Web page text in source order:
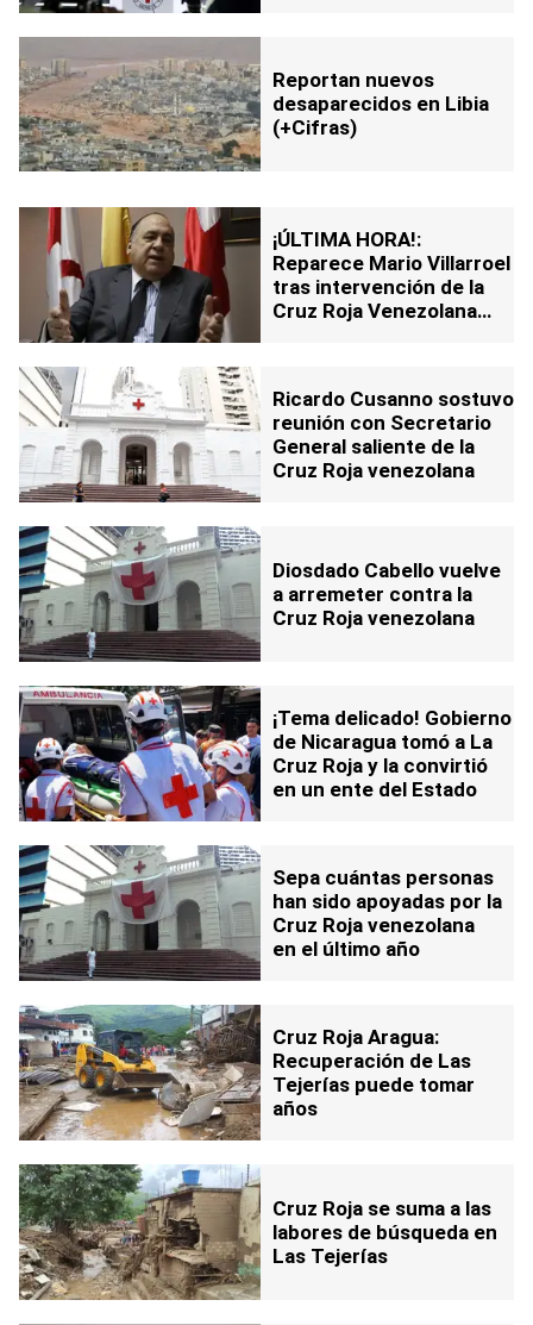
Reportan nuevos
desaparecidos en Libia
(+Cifras)
¡ÚLTIMA HORA!:
Reparece Mario Villarroel
tras intervención de la
Cruz Roja Venezolana
Ricardo Cusanno sostuvo
reunión con Secretario
General saliente de la
Cruz Roja venezolana
Diosdado Cabello vuelve
a arremeter contra la
Cruz Roja venezolana
¡Tema delicado! Gobierno
de Nicaragua tomó a La
Cruz Roja y la convirtió
en un ente del Estado
Sepa cuántas personas
han sido apoyadas por la
Cruz Roja venezolana
en el último año
Cruz Roja Aragua:
Recuperación de Las
Tejerías puede tomar
años
Cruz Roja se suma a las
labores de búsqueda en
Las Tejerías